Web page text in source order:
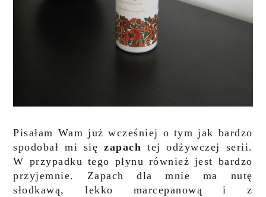
Pisałam Wam już wcześniej o tym jak bardzo
spodobał mi sięzapach tej odżywczej serii.
W przypadku tego płynu również jest bardzo
przyjemnie. Zapach dla mnie ma nutę
słodkawą, lekko marcepanową i z